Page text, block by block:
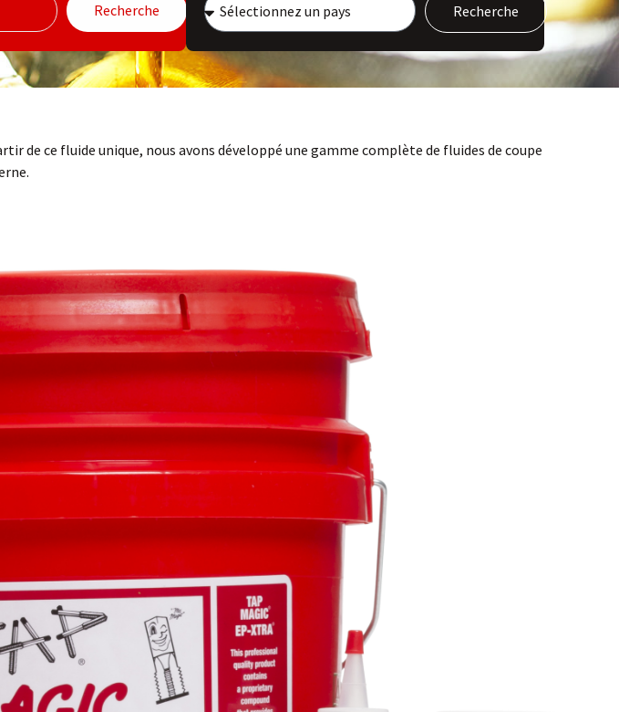
Recherche Recherche
de ce fluide unique, nous avons développé une gamme complète de fluides de coupe